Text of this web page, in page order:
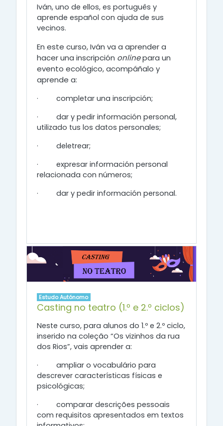
Iván, uno de ellos, es português y
aprende español con ajuda de sus
vecinos.
En este curso, Iván va a aprender a
hacer una inscripción onlinepara un
evento ecológico, acompáñalo y
aprende a:
· completar una inscripción;
· dar y pedir información personal,
utilizado tus los datos personales;
· deletrear;
· expresar información personal
relacionada con números;
· dar y pedir información personal.
Estudo Autónomo
Casting no teatro (1.º e 2.º ciclos)
Neste curso, para alunos do 1.º e 2.º ciclo,
inserido na coleção “Os vizinhos da rua
dos Rios”, vais aprender a:
· ampliar o vocabulário para
descrever características físicas e
psicológicas;
· comparar descrições pessoais
com requisitos apresentados em textos